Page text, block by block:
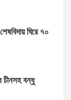
ঘিরে ৭০
চীনসহ বন্ধু